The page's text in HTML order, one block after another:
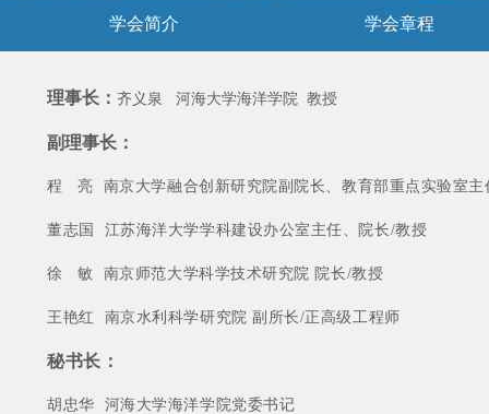
学会简介 学会章程
理事长： 齐义泉 河海大学海洋学院 教授
副理事长：
程 亮 南京大学融合创新研究院副院长、教育部重点实验室
董志国 江苏海洋大学学科建设办公室主任、院长/教授
徐 敏 南京师范大学科学技术研究院 院长/教授
王艳红 南京水利科学研究院 副所长/正高级工程师
秘书长：
胡忠华 河海大学海洋学院党委书记